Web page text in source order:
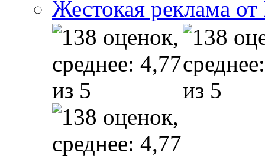
Жестокая реклама